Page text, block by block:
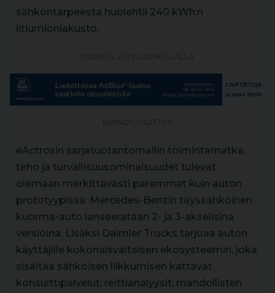
sähköntarpeesta huolehtii 240 kWh:n
litiumioniakusto.
eActrosin sarjatuotantomallin toimintamatka,
teho ja turvallisuusominaisuudet tulevat
olemaan merkittävästi paremmat kuin auton
prototyypissä. Mercedes-Benzin täyssähköinen
kuorma-auto lanseerataan 2- ja 3-akselisina
versioina. Lisäksi Daimler Trucks tarjoaa auton
käyttäjille kokonaisvaltaisen ekosysteemin, joka
sisältää sähköisen liikkumisen kattavat
konsulttipalvelut: reittianalyysit, mahdollisten